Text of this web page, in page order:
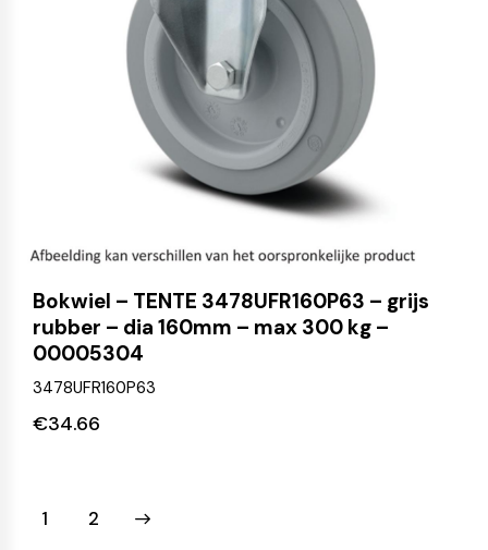
Bokwiel – TENTE 3478UFR160P63 – grijs
rubber – dia 160mm – max 300 kg –
00005304
3478UFR160P63
€34.66
1 2
→